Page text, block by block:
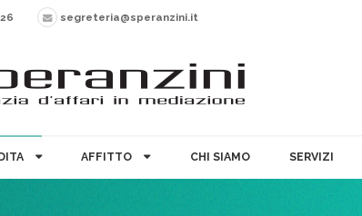
segreteria@speranzini.it
AFFITTO CHI SIAMO SERVIZI